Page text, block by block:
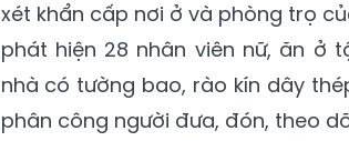
xét khẩn cấp nơi ở và phòng trọ
phát hiện 28 nhân viên nữ, ăn ở
nhà có tường bao, rào kín dây
phân công người đưa, đón, theo